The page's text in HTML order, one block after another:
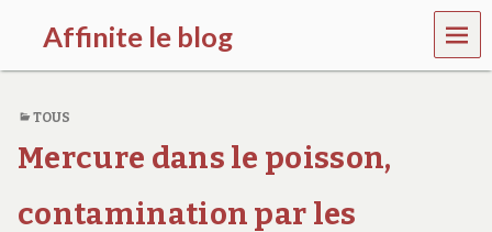
Affinite le blog
e
p
l
u
s
i
MEN
U
TOUS
Mercure dans le poisson,
contamination par les